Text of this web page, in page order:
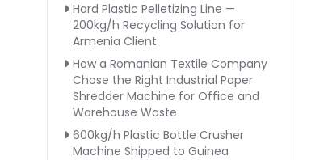
Hard Plastic Pelletizing Line —
200kg/h Recycling Solution for
Armenia Client
How a Romanian Textile Company
Chose the Right Industrial Paper
Shredder Machine for Office and
Warehouse Waste
600kg/h Plastic Bottle Crusher
Machine Shipped to Guinea